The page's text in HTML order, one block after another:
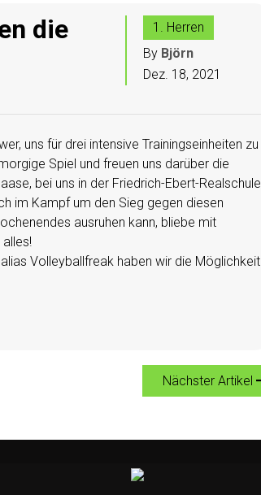
die
1. Herren
By Björn
Dez. 18, 2021
uns für drei intensive Trainingseinheiten zu
Spiel und freuen uns darüber die
bei uns in der Friedrich-Ebert-Realschule
im Kampf um den Sieg gegen diesen
ausruhen kann, bliebe mit
Volleyballfreak haben wir die Möglichkeit
Nächster Artikel